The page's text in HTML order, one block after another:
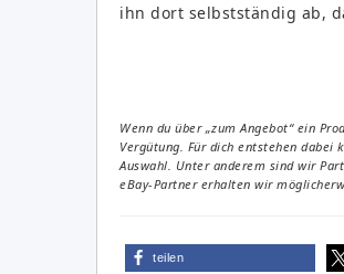
ihn dort selbstständig ab,
Wenn du über „zum Angebot“ ein
Vergütung. Für dich entstehen dabei
Auswahl. Unter anderem sind wir
eBay-Partner erhalten wir
teilen